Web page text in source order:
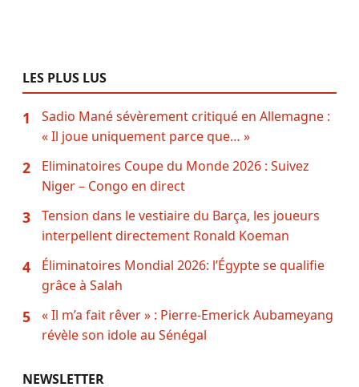
LES PLUS LUS
1
Sadio Mané sévèrement critiqué en Allemagne :
« Il joue uniquement parce que… »
2
Eliminatoires Coupe du Monde 2026 : Suivez
Niger – Congo en direct
3
Tension dans le vestiaire du Barça, les joueurs
interpellent directement Ronald Koeman
4
Éliminatoires Mondial 2026: l’Égypte se qualifie
grâce à Salah
5
« Il m’a fait rêver » : Pierre-Emerick Aubameyang
révèle son idole au Sénégal
NEWSLETTER